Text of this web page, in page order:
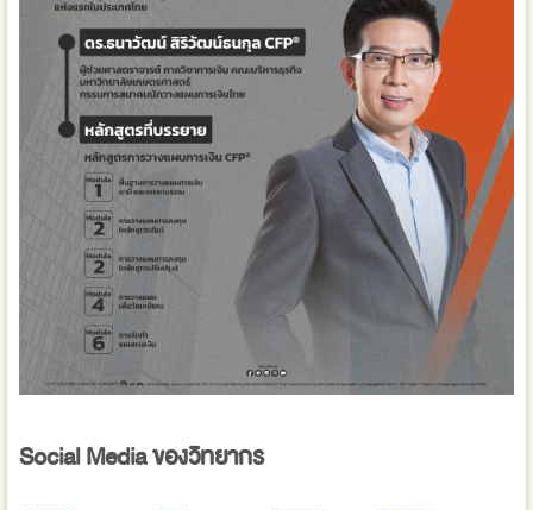
Social Media ของวิทยากร